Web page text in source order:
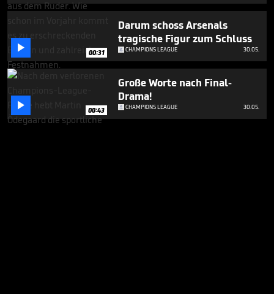
 00:31
Darum schoss Arsenals
tragische Figur zum Schluss
CHAMPIONS LEAGUE 30.05.
 00:43
Große Worte nach Final-
Drama!
CHAMPIONS LEAGUE 30.05.